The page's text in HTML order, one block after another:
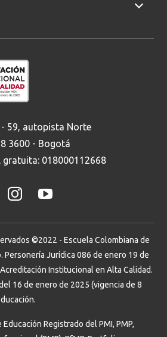
- 59, autopista Norte
3600 - Bogotá
gratuita: 018000112668
©2022 - Escuela Colombiana de
Personería Jurídica 086 de enero 19 de
Institucional en Alta Calidad.
16 de enero de 2025 (vigencia de 8
Registrado del PMI, PMP,